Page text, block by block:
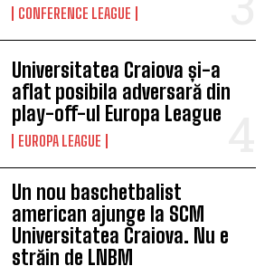
CONFERENCE LEAGUE
Universitatea Craiova și-a
aflat posibila adversară din
play-off-ul Europa League
EUROPA LEAGUE
Un nou baschetbalist
american ajunge la SCM
Universitatea Craiova. Nu e
străin de LNBM